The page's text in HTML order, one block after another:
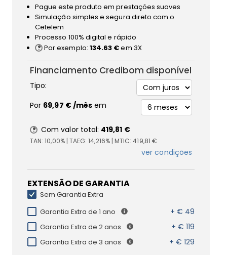
Pague este produto em prestações suaves
Simulação simples e segura direto com o
Cetelem
Processo 100% digital e rápido
Por exemplo: 134.63 €em 3X
Financiamento Credibom disponível
Tipo:
Por 69,97 €/mês em
Com valor total: 419,81 €
TAN:10,00%| TAEG:14,216%| MTIC:419,81 €
ver condições
EXTENSÃO DE GARANTIA
Sem Garantia Extra
Garantia Extra de 1 ano
+ € 49
Garantia Extra de 2 anos + € 119
Garantia Extra de 3 anos + € 129